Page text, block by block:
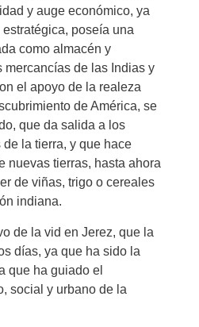
y auge económico, ya
poseía una
como almacén y
mercancías de las Indias y
el apoyo de la realeza
de América, se
que da salida a los
la tierra, y que hace
nuevas tierras, hasta ahora
de viñas, trigo o cereales
indiana.
de la vid en Jerez, que la
días, ya que ha sido la
que ha guiado el
social y urbano de la